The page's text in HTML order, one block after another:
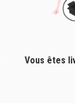
Vous êtes